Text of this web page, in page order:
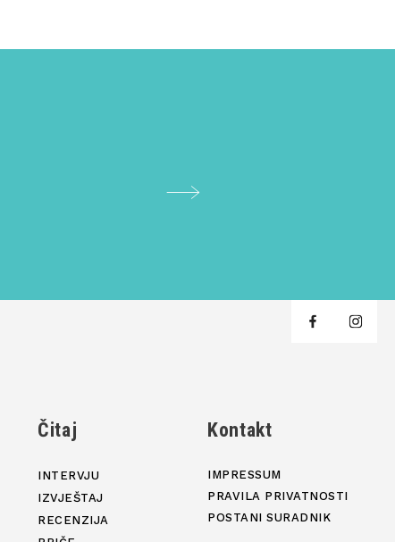
Čitaj
INTERVJU
IZVJEŠTAJ
RECENZIJA
Kontakt
IMPRESSUM
PRAVILA PRIVATNOSTI
POSTANI SURADNIK